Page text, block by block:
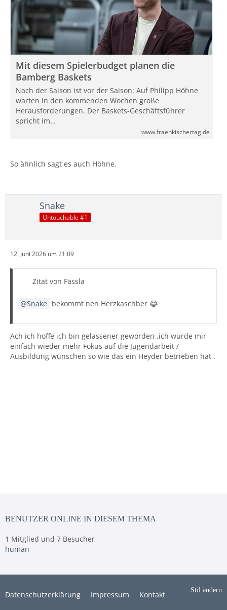
Mit diesem Spielerbudget planen die
Bamberg Baskets
Nach der Saison ist vor der Saison: Auf Philipp Höhne
warten in den kommenden Wochen große
Herausforderungen. Der Baskets-Geschäftsführer
spricht im…
www.fraenkischertag.de
So ähnlich sagt es auch Höhne.
Snake
Untouchable #1
12. Juni 2026 um 21:09
Zitat von Fässla
Snake bekommt nen Herzkaschber 😂
Ach ich hoffe ich bin gelassener geworden ,ich würde mir
einfach wieder mehr Fokus auf die Jugendarbeit /
Ausbildung wünschen so wie das ein Heyder betrieben hat .
BENUTZER ONLINE IN DIESEM THEMA
1 Mitglied und 7 Besucher
human
Stil ändern
Datenschutzerklärung Impressum Kontakt